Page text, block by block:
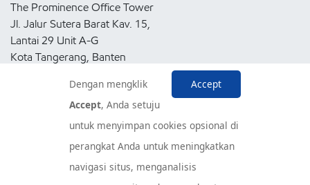
The Prominence Office Tower
Jl. Jalur Sutera Barat Kav. 15,
Lantai 29 Unit A-G
Kota Tangerang, Banten
Pusat Layanan Konsumen
Accept
Dengan mengklik
Accept, Anda setuju
untuk menyimpan cookies opsional di
perangkat Anda untuk meningkatkan
navigasi situs, menganalisis